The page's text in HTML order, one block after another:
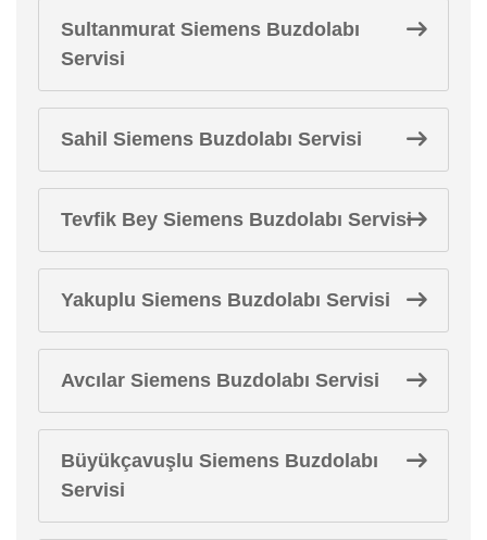
Sultanmurat Siemens Buzdolabı
Servisi
Sahil Siemens Buzdolabı Servisi
Tevfik Bey Siemens Buzdolabı Servisi
Yakuplu Siemens Buzdolabı Servisi
Avcılar Siemens Buzdolabı Servisi
Büyükçavuşlu Siemens Buzdolabı
Servisi